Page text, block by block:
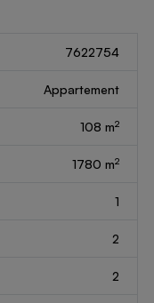
7622754
Appartement
108 m2
1780 m2
1
2
2